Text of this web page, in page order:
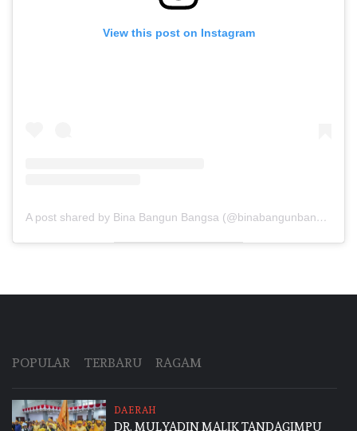
View this post on Instagram
A post shared by Bina Bangun Bangsa (@binabangunbangsa)
POPULAR TERBARU RAGAM
DAERAH
DR. MULYADIN MALIK TANDAGIMPU